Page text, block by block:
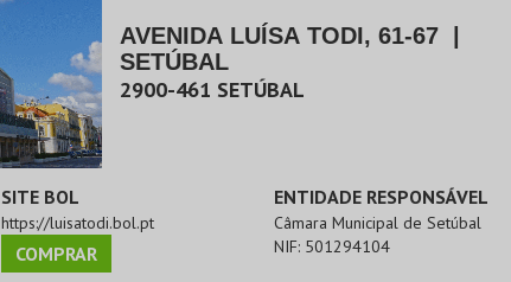
AVENIDA LUÍSA TODI, 61-67
SETÚBAL
2900-461 SETÚBAL
SITE BOL
https://luisatodi.bol.pt
COMPRAR
ENTIDADE RESPONSÁVEL
Câmara Municipal de Setúbal
NIF: 501294104